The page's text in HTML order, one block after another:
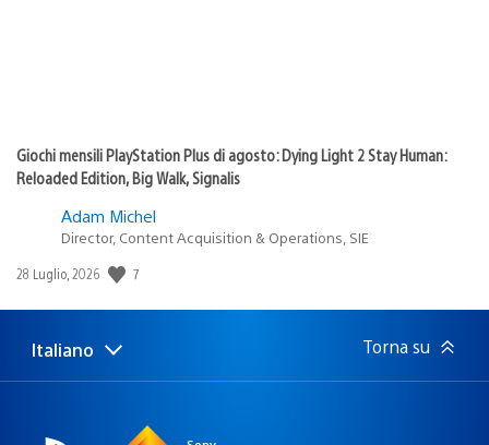
Giochi mensili PlayStation Plus di agosto: Dying Light 2 Stay Human:
Reloaded Edition, Big Walk, Signalis
Adam Michel
Director, Content Acquisition & Operations, SIE
Data
pubblicazione:
28 Luglio, 2026 7
Seleziona
una
Regione
attuale:
Italiano Torna su